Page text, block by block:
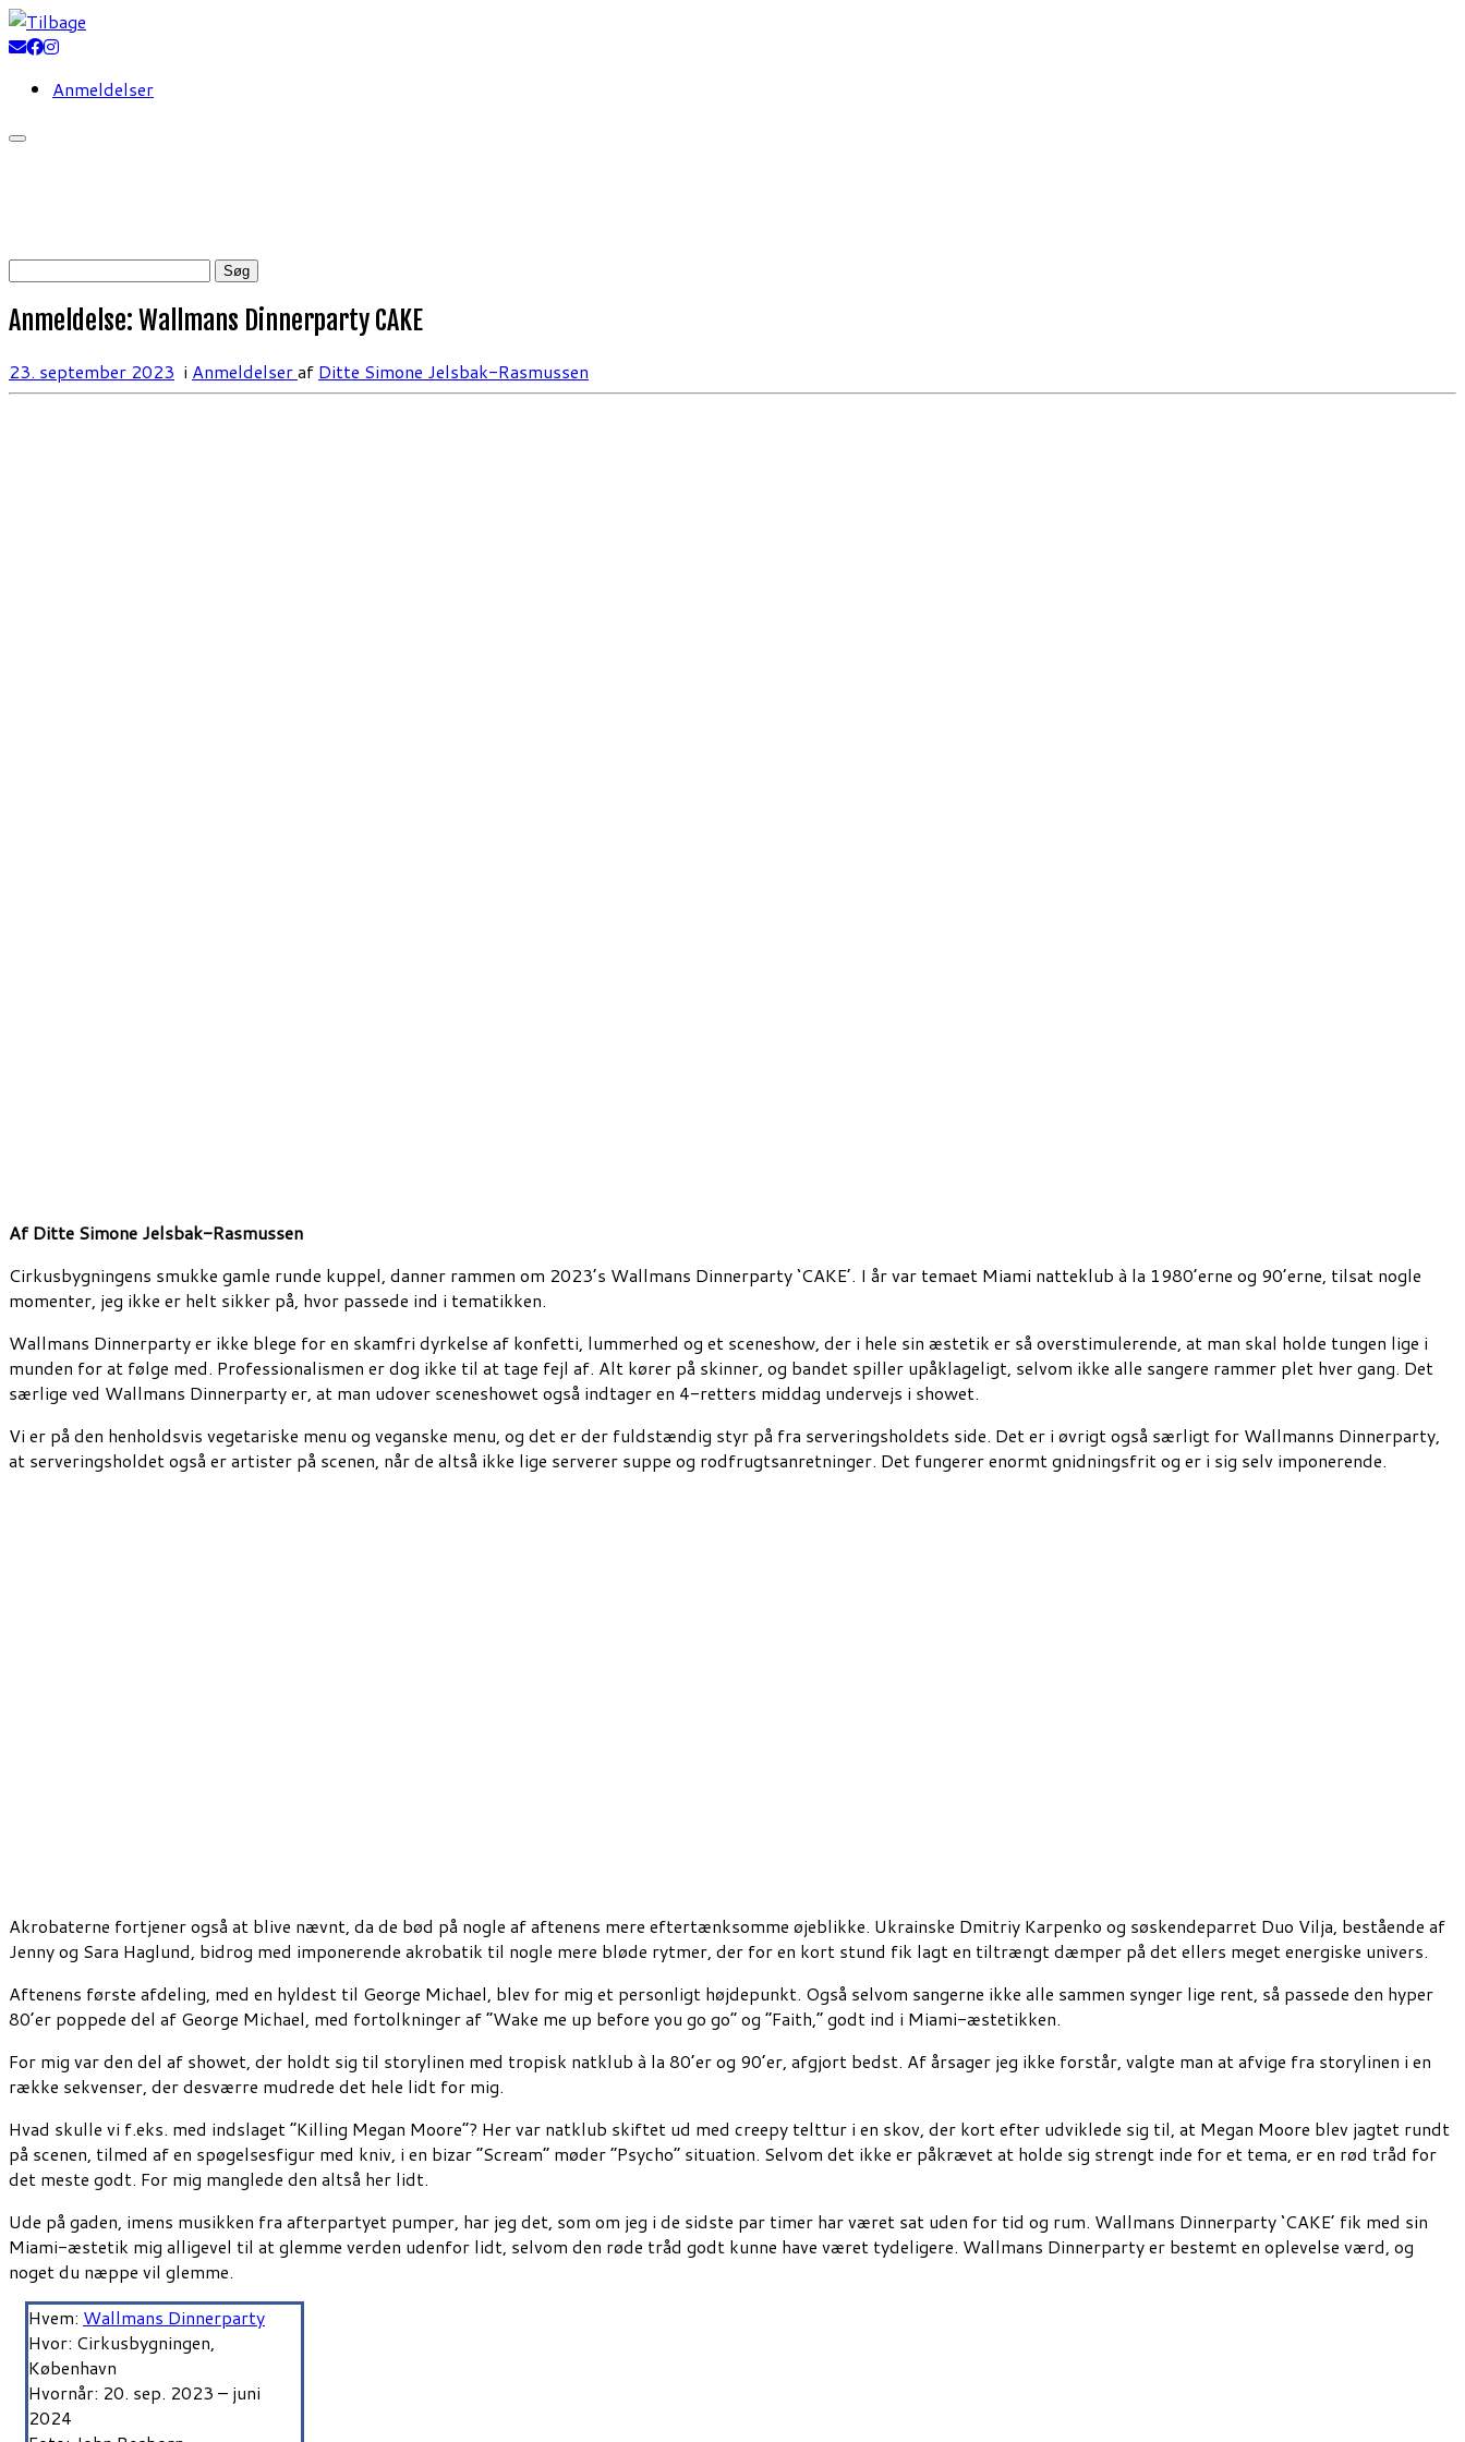
Fortsæt
til
Anmeldelser
Søg
Anmeldelse: Wallmans Dinnerparty CAKE
23. september 2023 i Anmeldelseraf Ditte Simone Jelsbak-Rasmussen
Af Ditte Simone Jelsbak-Rasmussen
Cirkusbygningens smukke gamle runde kuppel, danner rammen om 2023’s Wallmans Dinnerparty ‘CAKE’. I år var temaet Miami natteklub à la 1980’erne og 90’erne, tilsat nogle
momenter, jeg ikke er helt sikker på, hvor passede ind i tematikken.
Wallmans Dinnerparty er ikke blege for en skamfri dyrkelse af konfetti, lummerhed og et sceneshow, der i hele sin æstetik er så overstimulerende, at man skal holde tungen lige i
munden for at følge med. Professionalismen er dog ikke til at tage fejl af. Alt kører på skinner, og bandet spiller upåklageligt, selvom ikke alle sangere rammer plet hver gang. Det
særlige ved Wallmans Dinnerparty er, at man udover sceneshowet også indtager en 4-retters middag undervejs i showet.
Vi er på den henholdsvis vegetariske menu og veganske menu, og det er der fuldstændig styr på fra serveringsholdets side. Det er i øvrigt også særligt for Wallmanns Dinnerparty,
at serveringsholdet også er artister på scenen, når de altså ikke lige serverer suppe og rodfrugtsanretninger. Det fungerer enormt gnidningsfrit og er i sig selv imponerende.
Akrobaterne fortjener også at blive nævnt, da de bød på nogle af aftenens mere eftertænksomme øjeblikke. Ukrainske Dmitriy Karpenko og søskendeparret Duo Vilja, bestående af
Jenny og Sara Haglund, bidrog med imponerende akrobatik til nogle mere bløde rytmer, der for en kort stund fik lagt en tiltrængt dæmper på det ellers meget energiske univers.
Aftenens første afdeling, med en hyldest til George Michael, blev for mig et personligt højdepunkt. Også selvom sangerne ikke alle sammen synger lige rent, så passede den hyper
80’er poppede del af George Michael, med fortolkninger af ”Wake me up before you go go” og ”Faith,” godt ind i Miami-æstetikken.
For mig var den del af showet, der holdt sig til storylinen med tropisk natklub à la 80’er og 90’er, afgjort bedst. Af årsager jeg ikke forstår, valgte man at afvige fra storylinen i en
række sekvenser, der desværre mudrede det hele lidt for mig.
Hvad skulle vi f.eks. med indslaget ”Killing Megan Moore”? Her var natklub skiftet ud med creepy telttur i en skov, der kort efter udviklede sig til, at Megan Moore blev jagtet rundt
på scenen, tilmed af en spøgelsesfigur med kniv, i en bizar ”Scream” møder ”Psycho” situation. Selvom det ikke er påkrævet at holde sig strengt inde for et tema, er en rød tråd for
det meste godt. For mig manglede den altså her lidt.
Ude på gaden, imens musikken fra afterpartyet pumper, har jeg det, som om jeg i de sidste par timer har været sat uden for tid og rum. Wallmans Dinnerparty ‘CAKE’ fik med sin
Miami-æstetik mig alligevel til at glemme verden udenfor lidt, selvom den røde tråd godt kunne have været tydeligere. Wallmans Dinnerparty er bestemt en oplevelse værd, og
noget du næppe vil glemme.
Hvem: Wallmans Dinnerparty
Hvor: Cirkusbygningen,
København
Hvornår: 20. sep. 2023 – juni
2024